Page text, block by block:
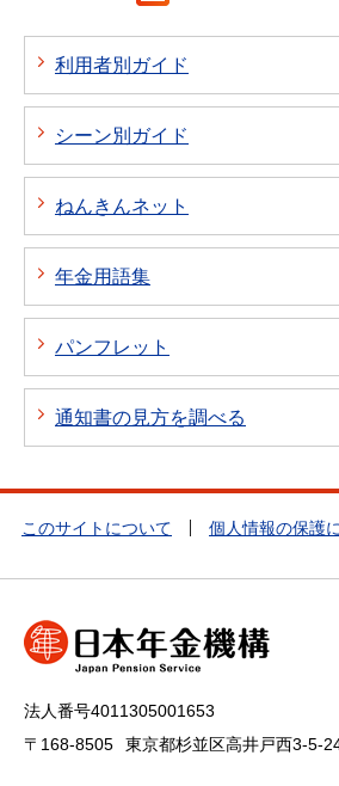
利用者別ガイド
シーン別ガイド
ねんきんネット
年金用語集
パンフレット
通知書の見方を調べる
このサイトについて 個人情報の保護
法人番号4011305001653
〒168-8505
東京都杉並区高井戸西3-5-